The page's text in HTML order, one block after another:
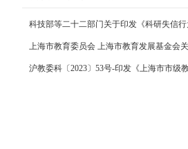
科技部等二十二部门关于印发《科研失信
上海市教育委员会 上海市教育发展基金会
沪教委科〔2023〕53号-印发《上海市市级